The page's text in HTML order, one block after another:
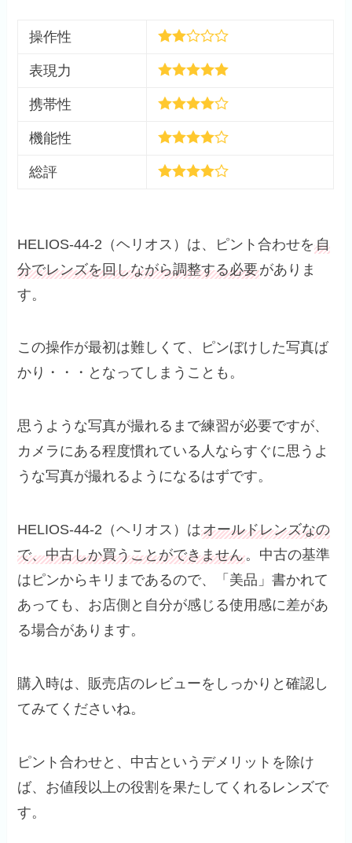
操作性
表現力
携帯性
機能性
総評
HELIOS-44-2（ヘリオス）は、ピント合わせを自
分でレンズを回しながら調整する必要がありま
す。
この操作が最初は難しくて、ピンぼけした写真ば
かり・・・となってしまうことも。
思うような写真が撮れるまで練習が必要ですが、
カメラにある程度慣れている人ならすぐに思うよ
うな写真が撮れるようになるはずです。
HELIOS-44-2（ヘリオス）はオールドレンズなの
で、中古しか買うことができません。中古の基準
はピンからキリまであるので、「美品」書かれて
あっても、お店側と自分が感じる使用感に差があ
る場合があります。
購入時は、販売店のレビューをしっかりと確認し
てみてくださいね。
ピント合わせと、中古というデメリットを除け
ば、お値段以上の役割を果たしてくれるレンズで
す。